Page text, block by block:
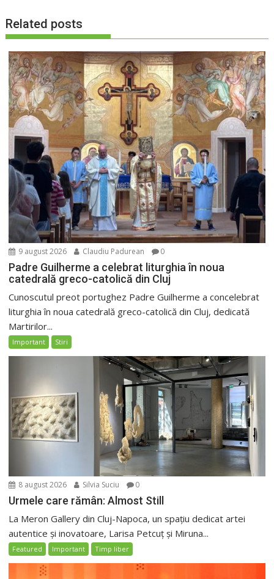
Related posts
9 august 2026 Claudiu Padurean 0
Padre Guilherme a celebrat liturghia în noua
catedrală greco-catolică din Cluj
Cunoscutul preot portughez Padre Guilherme a concelebrat
liturghia în noua catedrală greco-catolică din Cluj, dedicată
Martirilor...
Important Stiri
8 august 2026 Silvia Suciu 0
Urmele care rămân: Almost Still
La Meron Gallery din Cluj-Napoca, un spațiu dedicat artei
autentice și inovatoare, Larisa Petcuț și Miruna...
Featured Important Timp liber